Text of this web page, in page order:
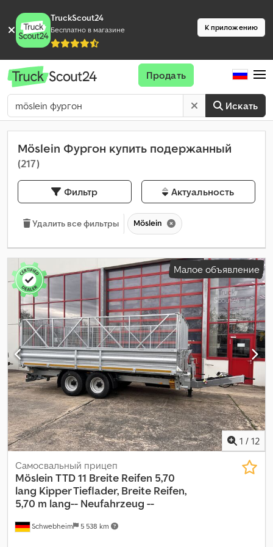
TruckScout24
Бесплатно в магазине К приложению
Искать
Продать
Möslein Фургон купить подержанный
(217)
Фильтр Актуальность
Удалить все фильтры Möslein
Малое объявление
1 / 12
Schwebheim 5 538 km
Самосвальный прицеп
Möslein TTD 11 Breite Reifen 5,70
lang Kipper Tieflader, Breite Reifen,
5,70 m lang-- Neufahrzeug --